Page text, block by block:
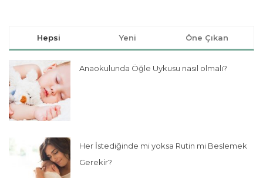
Hepsi Yeni Öne Çıkan
Anaokulunda Öğle Uykusu nasıl olmalı?
Her İstediğinde mi yoksa Rutin mi Beslemek
Gerekir?